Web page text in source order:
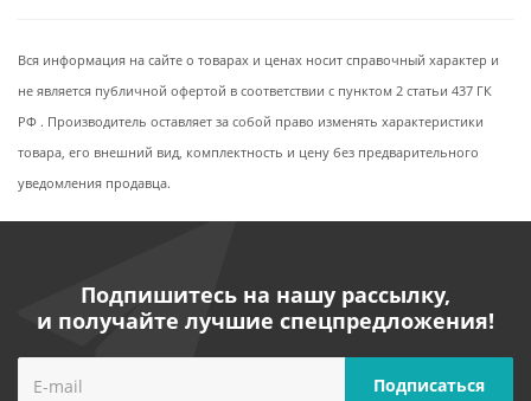
Вся информация на сайте о товарах и ценах носит справочный характер и
не является публичной офертой в соответствии с пунктом 2 статьи 437 ГК
РФ . Производитель оставляет за собой право изменять характеристики
товара, его внешний вид, комплектность и цену без предварительного
уведомления продавца.
Подпишитесь на нашу рассылку,
и получайте лучшие спецпредложения!